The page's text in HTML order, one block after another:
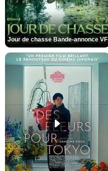
Jour de chasse Bande-annonce VF